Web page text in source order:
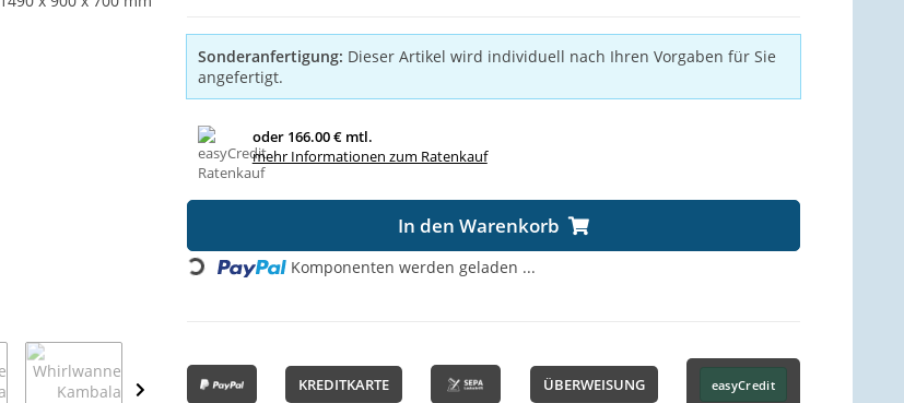
Sonderanfertigung: Dieser Artikel wird individuell nach Ihren Vorgaben für Sie
angefertigt.
oder 166.00 € mtl.
mehr Informationen zum Ratenkauf
In den Warenkorb
Loading... Komponenten werden geladen ...
KREDITKARTE ÜBERWEISUNG easyCredit